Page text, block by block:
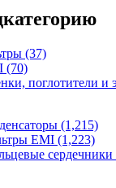
(37)
(70)
поглотители и
(1,215)
EMI (1,223)
сердечники